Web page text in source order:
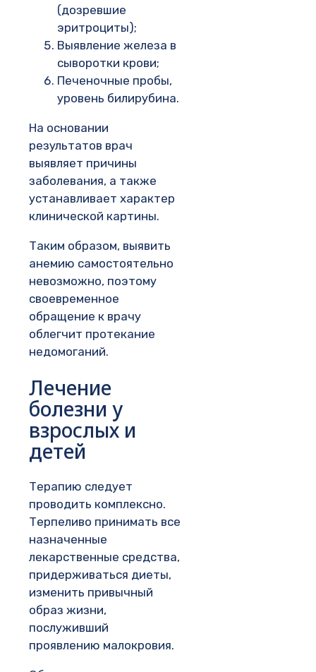
(дозревшие
эритроциты);
Выявление железа в
сыворотки крови;
Печеночные пробы,
уровень билирубина.
На основании
результатов врач
выявляет причины
заболевания, а также
устанавливает характер
клинической картины.
Таким образом, выявить
анемию самостоятельно
невозможно, поэтому
своевременное
обращение к врачу
облегчит протекание
недомоганий.
Лечение
болезни у
взрослых и
детей
Терапию следует
проводить комплексно.
Терпеливо принимать все
назначенные
лекарственные средства,
придерживаться диеты,
изменить привычный
образ жизни,
послуживший
проявлению малокровия.